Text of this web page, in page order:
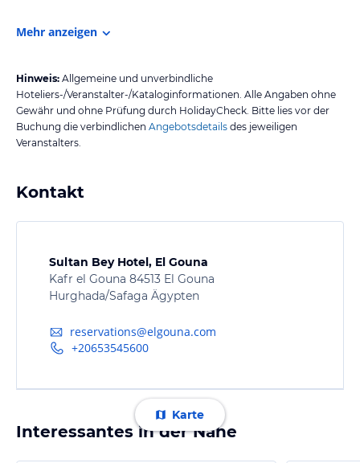
Mehr anzeigen
Hinweis: Allgemeine und unverbindliche
Hoteliers-/Veranstalter-/Kataloginformationen. Alle Angaben ohne
Gewähr und ohne Prüfung durch HolidayCheck. Bitte lies vor der
Buchung die verbindlichen Angebotsdetails des jeweiligen
Veranstalters.
Kontakt
Sultan Bey Hotel, El Gouna
Kafr el Gouna 84513 El Gouna
Hurghada/Safaga Ägypten
reservations@elgouna.com
+20653545600
Karte
Interessantes in der Nähe